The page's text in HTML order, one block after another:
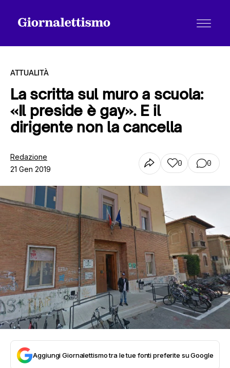
Tutti gli articoli
Chi siamo
Contatti
ATTUALITÀ
La scritta sul muro a scuola:
«Il preside è gay». E il
dirigente non la cancella
Redazione
21 Gen 2019
0 0
Aggiungi Giornalettismo tra le tue fonti preferite su Google